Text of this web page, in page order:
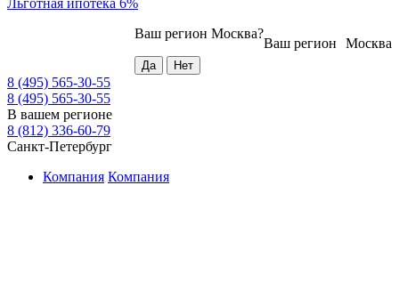
Льготная ипотека 6%
Москва
Ваш регион
Ваш регион Москва?
8 (495) 565-30-55
8 (495) 565-30-55
В вашем регионе
8 (812) 336-60-79
Санкт-Петербург
Компания Компания